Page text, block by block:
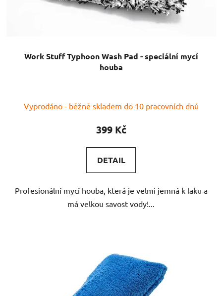
Work Stuff Typhoon Wash Pad - speciální mycí
houba
Vyprodáno - běžně skladem do 10 pracovních dnů
399 Kč
DETAIL
Profesionální mycí houba, která je velmi jemná k laku a
má velkou savost vody!...